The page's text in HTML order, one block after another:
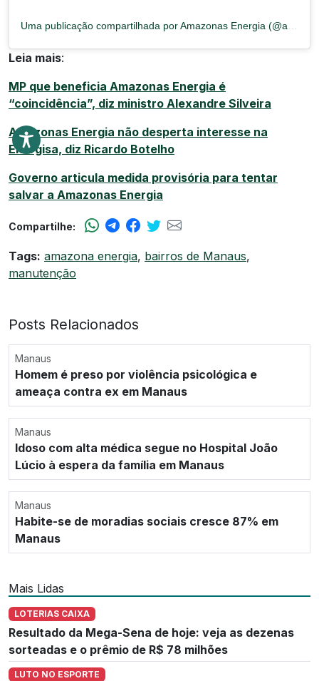
Leia mais:
MP que beneficia Amazonas Energia é
“coincidência”, diz ministro Alexandre Silveira
Amazonas Energia não desperta interesse na
Energisa, diz Ricardo Botelho
Governo articula medida provisória para tentar
salvar a Amazonas Energia
Compartilhe:
Tags: amazona energia, bairros de Manaus,
manutenção
Posts Relacionados
Manaus
Homem é preso por violência psicológica e
ameaça contra ex em Manaus
Manaus
Idoso com alta médica segue no Hospital João
Lúcio à espera da família em Manaus
Manaus
Habite-se de moradias sociais cresce 87% em
Manaus
Mais Lidas
LOTERIAS CAIXA
Resultado da Mega-Sena de hoje: veja as dezenas
sorteadas e o prêmio de R$ 78 milhões
LUTO NO ESPORTE